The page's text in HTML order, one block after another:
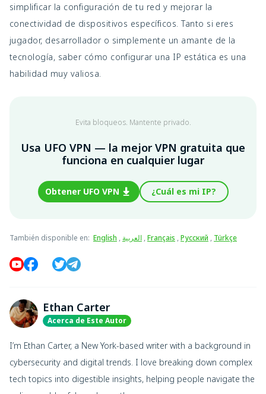
simplificar la configuración de tu red y mejorar la
conectividad de dispositivos específicos. Tanto si eres
jugador, desarrollador o simplemente un amante de la
tecnología, saber cómo configurar una IP estática es una
habilidad muy valiosa.
Evita bloqueos. Mantente privado.
Usa UFO VPN — la mejor VPN gratuita que
funciona en cualquier lugar
Obtener UFO VPN ¿Cuál es mi IP?
También disponible en: English , العربية ,Français ,Русский , Türkçe
Ethan Carter
Acerca de Este Autor
I’m Ethan Carter, a New York-based writer with a background in
cybersecurity and digital trends. I love breaking down complex
tech topics into digestible insights, helping people navigate the